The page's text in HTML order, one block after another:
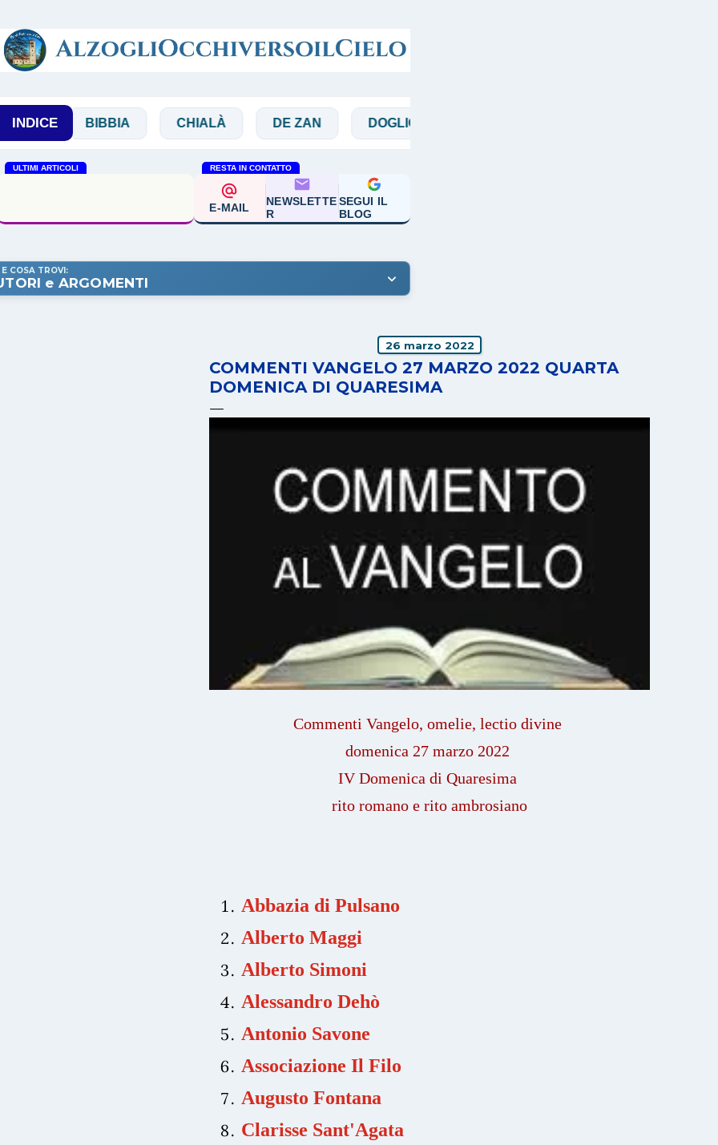
INDICE
BIBBIA CHIALÀ DE ZAN DOGLIO
ULTIMI ARTICOLI RESTA IN CONTATTO
E-MAIL
NEWSLETTE
R
SEGUI IL
BLOG
E COSA TROVI:
e ARGOMENTI
26 marzo 2022
COMMENTI VANGELO 27 MARZO 2022 QUARTA
DOMENICA DI QUARESIMA
Commenti Vangelo, omelie, lectio divine
domenica 27 marzo 2022
IV Domenica di Quaresima
rito romano e rito ambrosiano
Abbazia di Pulsano
Alberto Maggi
Alberto Simoni
Alessandro Dehò
Antonio Savone
Associazione Il Filo
Augusto Fontana
Clarisse Sant'Agata